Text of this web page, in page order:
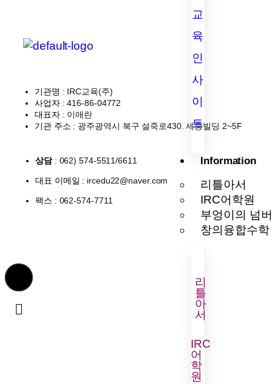
교
육
인
사
이
트
Information
리틀아서
IRC어학원
부엉이의 넘
창의융합수학
리
틀
아
서
IRC
어
학
원
기관명 : IRC교육(주)
사업자: 416-86-04772
대표자: 이애란
기관 주소 : 광주광역시 북구 설죽로430. 세종빌딩 2~5F
상담: 062) 574-5511/6611
대표 이메일 : ircedu22@naver.com
팩스 : 062-574-7711